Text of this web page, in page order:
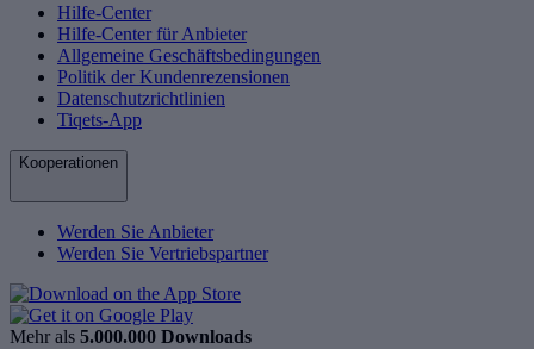
Hilfe-Center
Hilfe-Center für Anbieter
Allgemeine Geschäftsbedingungen
Politik der Kundenrezensionen
Datenschutzrichtlinien
Tiqets-App
Kooperationen
Werden Sie Anbieter
Werden Sie Vertriebspartner
Mehr als 5.000.000 Downloads